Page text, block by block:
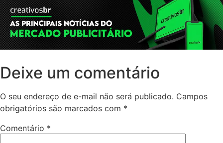
Deixe um comentário
O seu endereço de e-mail não será publicado. Campos
obrigatórios são marcados com *
Comentário *